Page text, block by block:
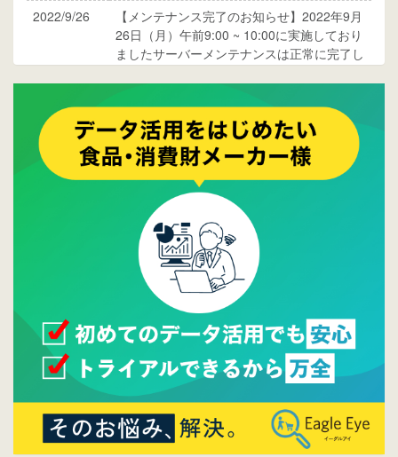
2022/9/26
【メンテナンス完了のお知らせ】2022年9月
26日（月）午前9:00 ~ 10:00に実施しており
ましたサーバーメンテナンスは正常に完了し
ご覧ください。
2015/10/19
ウレコンのサイト機能を大幅バージョンアッ
プ。詳細はこちら。⇒告知ページへ
2015/09/28
ウレコンが機能拡充し、サイトリニューアル
しました。⇒
ウレコンFacebook
Facebookページを開設しました。詳細は
ら。
ウレコンサイトリリースしました。